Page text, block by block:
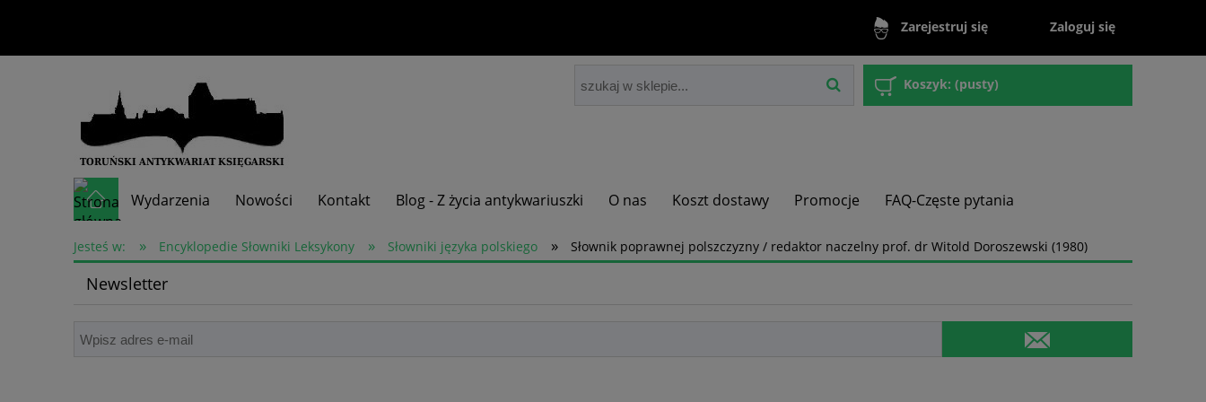
Zarejestruj się Zaloguj się
Koszyk: (pusty)
Wydarzenia Nowości Kontakt Blog - Z życia antykwariuszki O nas Koszt dostawy Promocje FAQ-Częste pytania
Skup książek
Jesteś w: » Encyklopedie Słowniki Leksykony » Słowniki języka polskiego » Słownik poprawnej polszczyzny / redaktor naczelny prof. dr Witold Doroszewski (1980)
Newsletter